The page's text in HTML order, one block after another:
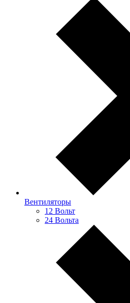
Вентиляторы
12 Вольт
24 Вольта